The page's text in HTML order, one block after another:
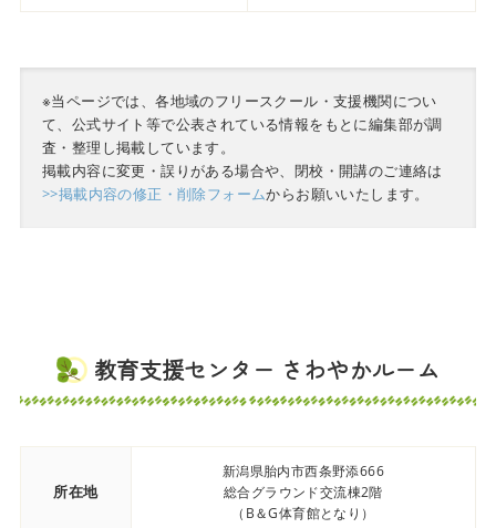
※当ページでは、各地域のフリースクール・支援機関につい
て、公式サイト等で公表されている情報をもとに編集部が調
査・整理し掲載しています。
掲載内容に変更・誤りがある場合や、閉校・開講のご連絡は
>>掲載内容の修正・削除フォームからお願いいたします。
教育支援センター さわやかルーム
所在地
新潟県胎内市西条野添666
総合グラウンド交流棟2階
（B＆G体育館となり）